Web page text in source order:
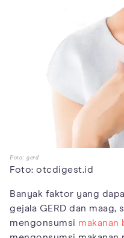
Foto: gerd
Foto: otcdigest.id
Banyak faktor yang
gejala GERD dan
mengonsumsi makanan